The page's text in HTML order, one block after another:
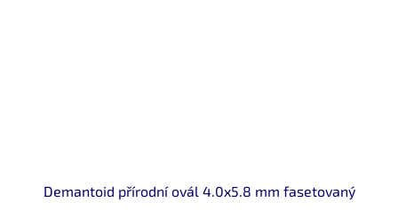
Demantoid přírodní ovál 4.0x5.8 mm fasetovaný